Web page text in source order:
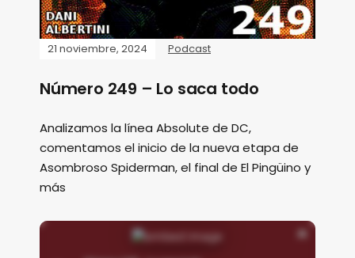
21 noviembre, 2024 Podcast
Número 249 – Lo saca todo
Analizamos la línea Absolute de DC,
comentamos el inicio de la nueva etapa de
Asombroso Spiderman, el final de El Pingüino y
más